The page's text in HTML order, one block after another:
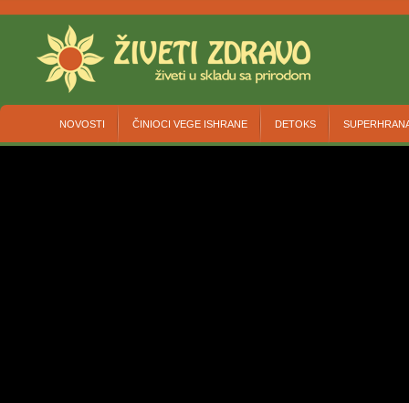
NOVOSTI ČINIOCI VEGE ISHRANE DETOKS